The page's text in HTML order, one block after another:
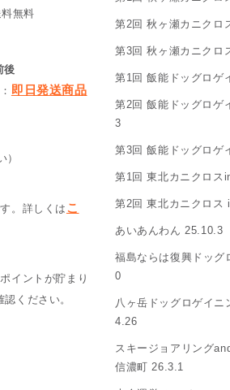
無料
後
即日発送商品
。詳しくは こ
イントが貯まり
認ください。
第2回 秋ヶ瀬カニクロ
第3回 秋ヶ瀬カニクロ
第1回 飯能ドッグロゲ
第2回 飯能ドッグロゲ
3
第3回 飯能ドッグロゲ
第1回 東北カニクロス
第2回 東北カニクロス
あいあんわん 25.10.3
福島ならは復興ドッ
0
八ヶ岳ドッグロゲイ
4.26
スキージョアリング
信濃町 26.3.1